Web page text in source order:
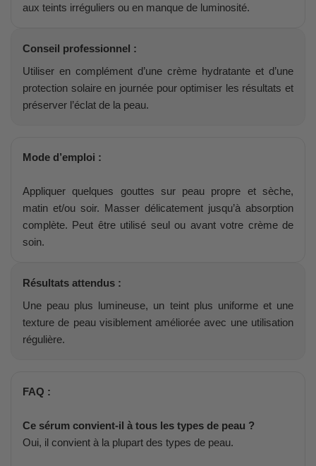
aux teints irréguliers ou en manque de luminosité.
Conseil professionnel :
Utiliser en complément d’une crème hydratante et d’une
protection solaire en journée pour optimiser les résultats et
préserver l’éclat de la peau.
Mode d’emploi :
Appliquer quelques gouttes sur peau propre et sèche,
matin et/ou soir. Masser délicatement jusqu’à absorption
complète. Peut être utilisé seul ou avant votre crème de
soin.
Résultats attendus :
Une peau plus lumineuse, un teint plus uniforme et une
texture de peau visiblement améliorée avec une utilisation
régulière.
FAQ :
Ce sérum convient-il à tous les types de peau ?
Oui, il convient à la plupart des types de peau.